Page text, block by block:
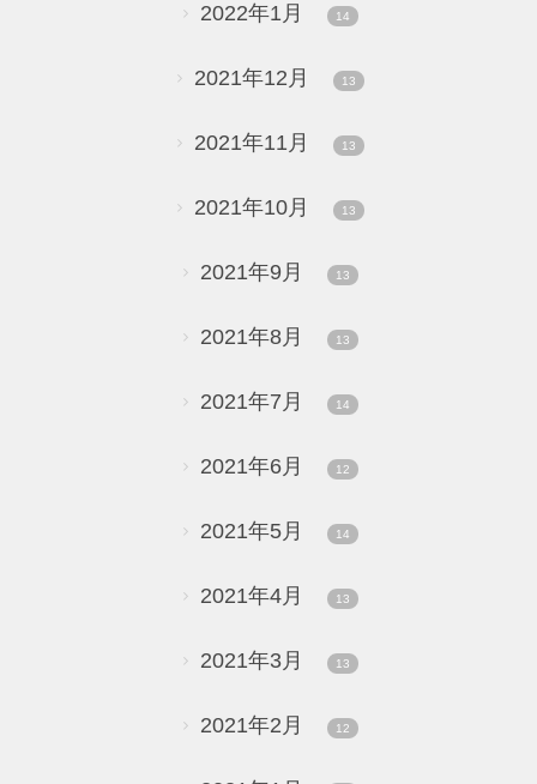
2022年1月 14
2021年12月 13
2021年11月 13
2021年10月 13
2021年9月 13
2021年8月 13
2021年7月 14
2021年6月 12
2021年5月 14
2021年4月 13
2021年3月 13
2021年2月 12